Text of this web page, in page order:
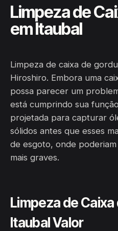
Limpeza de
em Itaubal
Limpeza de caixa de
Hiroshiro. Embora uma
possa parecer um
está cumprindo sua
projetada para capturar
sólidos antes que esses
de esgoto, onde
mais graves.
Limpeza de
Itaubal Valor